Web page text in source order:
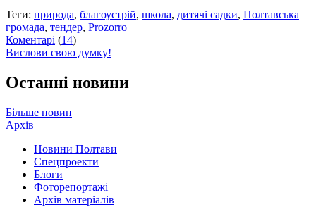
Теги: природа, благоустрій, школа, дитячі садки, Полтавська
громада, тендер, Prozorro
Коментарі (14)
Вислови свою думку!
Останні новини
Більше новин
Архів
Новини Полтави
Спецпроекти
Блоги
Фоторепортажі
Архів матеріалів